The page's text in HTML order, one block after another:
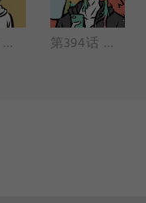
第393话 石狮子3（日常工作 洋气） 第394话 凤凰登场（伪装 好鞋）